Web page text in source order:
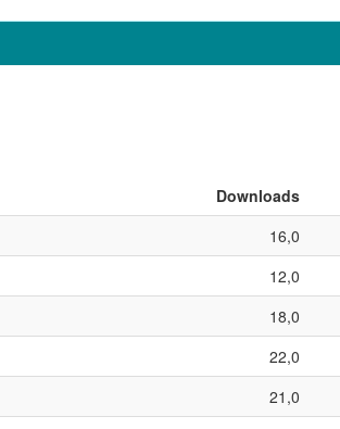
Downloads
16,0
12,0
18,0
22,0
21,0